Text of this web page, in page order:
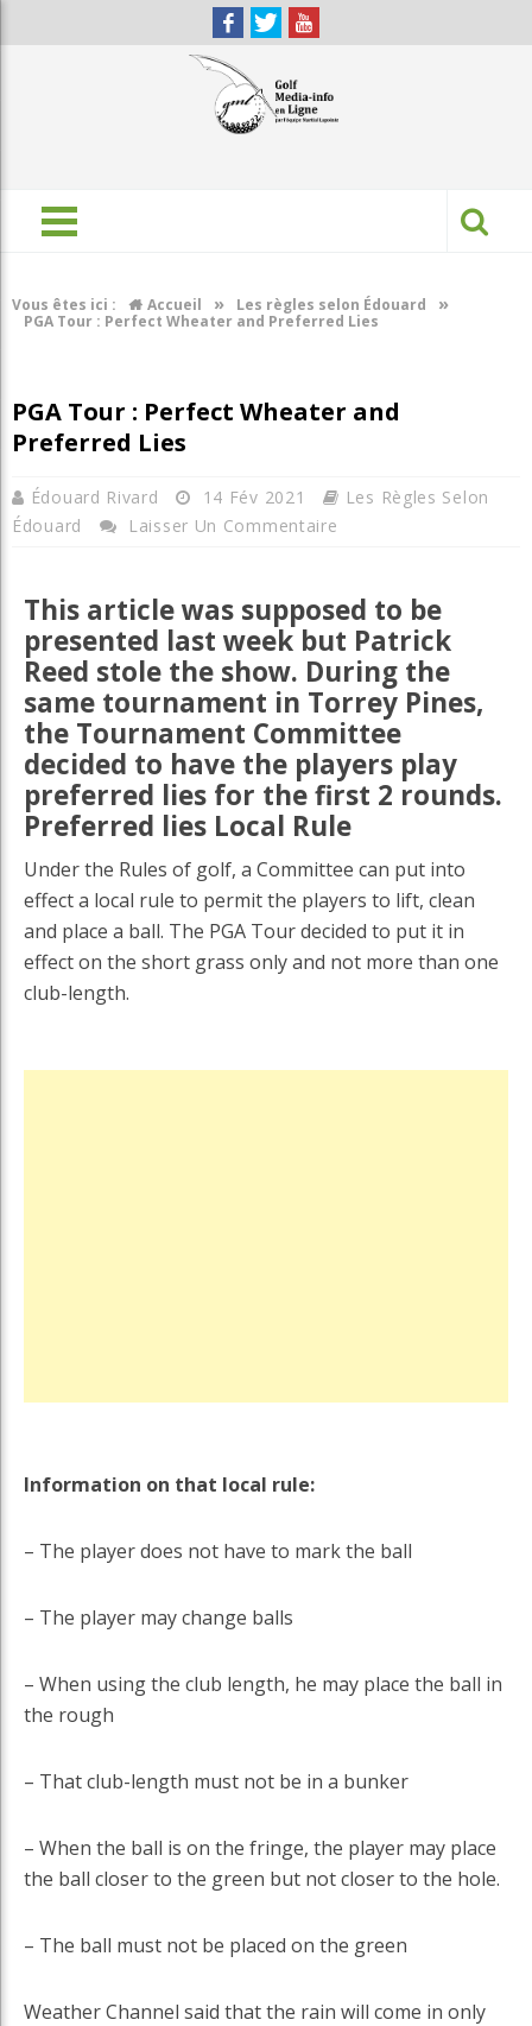
Vous êtes ici : Accueil » Les règles selon Édouard »
PGA Tour : Perfect Wheater and Preferred Lies
PGA Tour : Perfect Wheater and
Preferred Lies
Édouard Rivard 14 Fév 2021
Les Règles Selon
Édouard
Laisser Un Commentaire
This article was supposed to be
presented last week but Patrick
Reed stole the show. During the
same tournament in Torrey Pines,
the Tournament Committee
decided to have the players play
preferred lies for the first 2 rounds.
Preferred lies Local Rule
Under the Rules of golf, a Committee can put into
effect a local rule to permit the players to lift, clean
and place a ball. The PGA Tour decided to put it in
effect on the short grass only and not more than one
club-length.
Information on that local rule:
– The player does not have to mark the ball
– The player may change balls
– When using the club length, he may place the ball in
the rough
– That club-length must not be in a bunker
– When the ball is on the fringe, the player may place
the ball closer to the green but not closer to the hole.
– The ball must not be placed on the green
Weather Channel said that the rain will come in only